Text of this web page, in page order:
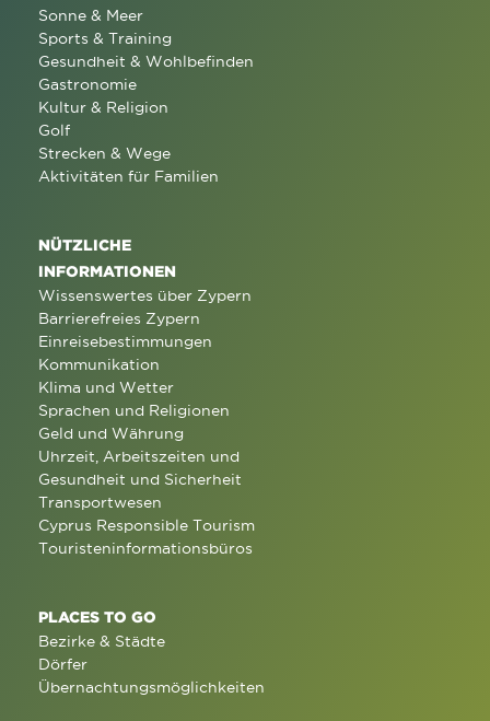
Sonne & Meer
Sports & Training
Gesundheit & Wohlbefinden
Gastronomie
Kultur & Religion
Golf
Strecken & Wege
Aktivitäten für Familien
NÜTZLICHE
INFORMATIONEN
Wissenswertes über Zypern
Barrierefreies Zypern
Einreisebestimmungen
Kommunikation
Klima und Wetter
Sprachen und Religionen
Geld und Währung
Uhrzeit, Arbeitszeiten und
Gesundheit und Sicherheit
Transportwesen
Cyprus Responsible Tourism
Touristeninformationsbüros
PLACES TO GO
Bezirke & Städte
Dörfer
Übernachtungsmöglichkeiten